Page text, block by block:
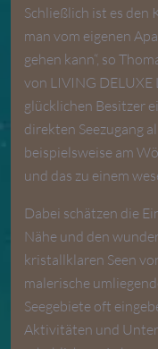
Schließlich ist es den
man vom eigenen
gehen kann“, so
von LIVING DELUXE
glücklichen Besitzer
direkten Seezugang
beispielsweise am
und das zu einem
Dabei schätzen die
Nähe und den
kristallklaren Seen
malerische
Seegebiete oft
Aktivitäten und